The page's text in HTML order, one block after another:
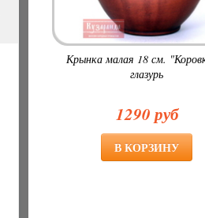
Крынка малая 18 см.
глазурь
1290 руб